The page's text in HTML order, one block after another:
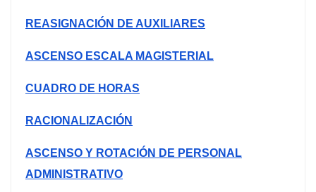
REASIGNACIÓN DE AUXILIARES
ASCENSO ESCALA MAGISTERIAL
CUADRO DE HORAS
RACIONALIZACIÓN
ASCENSO Y ROTACIÓN DE PERSONAL
ADMINISTRATIVO